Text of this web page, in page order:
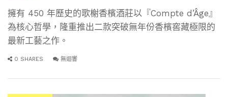
擁有 450 年歷史的歌榭香檳酒莊以『Compte d’Âge』
為核心哲學，隆重推出二款突破無年份香檳窖藏極限的
最新工藝之作。
0 SHARES 無迴響